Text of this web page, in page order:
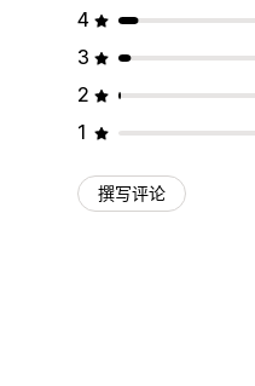
4
3
2
1
撰写评论